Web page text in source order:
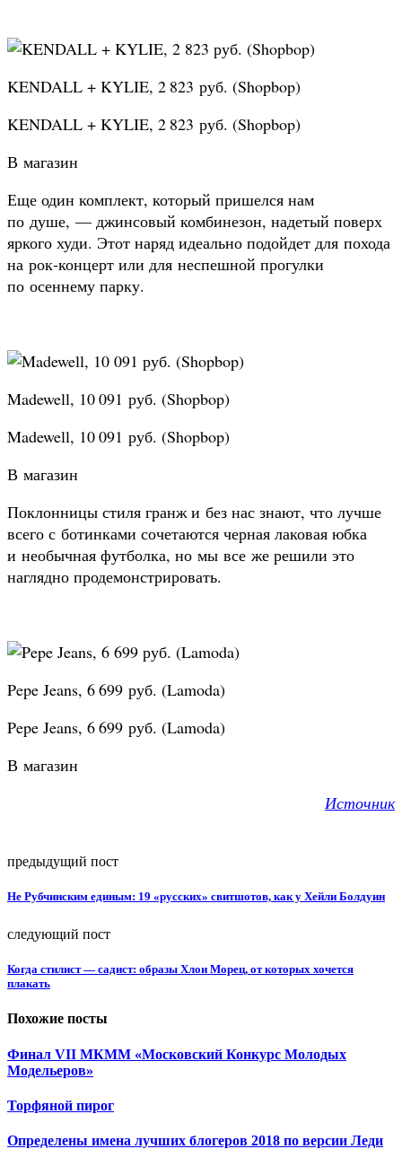
KENDALL + KYLIE, 2 823 руб. (Shopbop)
KENDALL + KYLIE, 2 823 руб. (Shopbop)
В магазин
Еще один комплект, который пришелся нам
по душе, — джинсовый комбинезон, надетый поверх
яркого худи. Этот наряд идеально подойдет для похода
на рок-концерт или для неспешной прогулки
по осеннему парку.
Madewell, 10 091 руб. (Shopbop)
Madewell, 10 091 руб. (Shopbop)
В магазин
Поклонницы стиля гранж и без нас знают, что лучше
всего с ботинками сочетаются черная лаковая юбка
и необычная футболка, но мы все же решили это
наглядно продемонстрировать.
Pepe Jeans, 6 699 руб. (Lamoda)
Pepe Jeans, 6 699 руб. (Lamoda)
В магазин
Источник
предыдущий пост
Не Рубчинским единым: 19 «русских» свитшотов, как у Хейли Болдуин
следующий пост
Когда стилист — садист: образы Хлои Морец, от которых хочется
плакать
Похожие посты
Финал VII МКММ «Московский Конкурс Молодых
Модельеров»
Торфяной пирог
Определены имена лучших блогеров 2018 по версии Леди